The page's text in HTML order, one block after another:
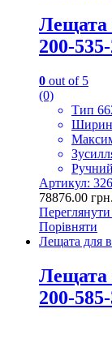
Лещата
200-
0 out of 5
(0)
Тип
Артикул:
78876.00 грн.
Порівняти
Лещата для
Лещата
200-